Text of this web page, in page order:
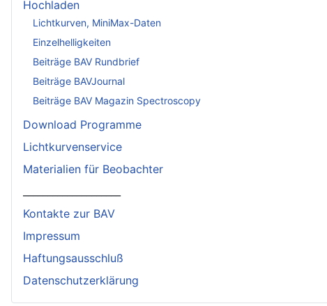
Hochladen
Lichtkurven, MiniMax-Daten
Einzelhelligkeiten
Beiträge BAV Rundbrief
Beiträge BAVJournal
Beiträge BAV Magazin Spectroscopy
Download Programme
Lichtkurvenservice
Materialien für Beobachter
Kontakte zur BAV
Impressum
Haftungsausschluß
Datenschutzerklärung